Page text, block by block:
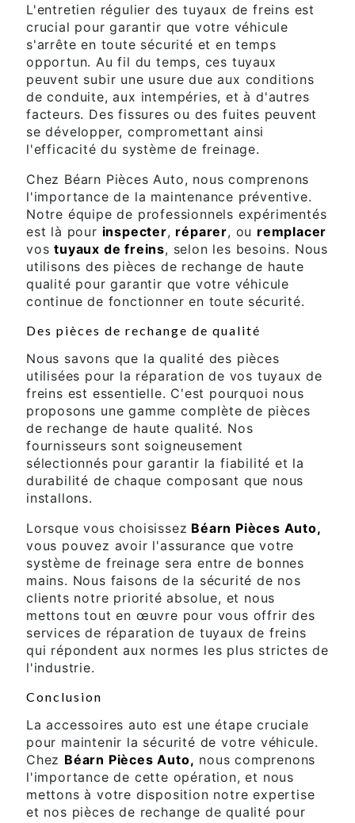
L'entretien régulier des tuyaux de freins est
crucial pour garantir que votre véhicule
s'arrête en toute sécurité et en temps
opportun. Au fil du temps, ces tuyaux
peuvent subir une usure due aux conditions
de conduite, aux intempéries, et à d'autres
facteurs. Des fissures ou des fuites peuvent
se développer, compromettant ainsi
l'efficacité du système de freinage.
Chez Béarn Pièces Auto, nous comprenons
l'importance de la maintenance préventive.
Notre équipe de professionnels expérimentés
est là pour inspecter, réparer, ou remplacer
vostuyaux de freins, selon les besoins. Nous
utilisons des pièces de rechange de haute
qualité pour garantir que votre véhicule
continue de fonctionner en toute sécurité.
Des pièces de rechange de qualité
Nous savons que la qualité des pièces
utilisées pour la réparation de vos tuyaux de
freins est essentielle. C'est pourquoi nous
proposons une gamme complète de pièces
de rechange de haute qualité. Nos
fournisseurs sont soigneusement
sélectionnés pour garantir la fiabilité et la
durabilité de chaque composant que nous
installons.
Lorsque vous choisissez Béarn Pièces Auto,
vous pouvez avoir l'assurance que votre
système de freinage sera entre de bonnes
mains. Nous faisons de la sécurité de nos
clients notre priorité absolue, et nous
mettons tout en œuvre pour vous offrir des
services de réparation de tuyaux de freins
qui répondent aux normes les plus strictes de
l'industrie.
Conclusion
La accessoires auto est une étape cruciale
pour maintenir la sécurité de votre véhicule.
Chez Béarn Pièces Auto, nous comprenons
l'importance de cette opération, et nous
mettons à votre disposition notre expertise
et nos pièces de rechange de qualité pour